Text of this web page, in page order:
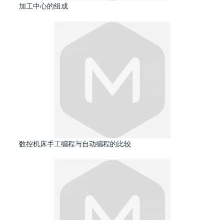
加工中心的组成
数控机床手工编程与自动编程的比较